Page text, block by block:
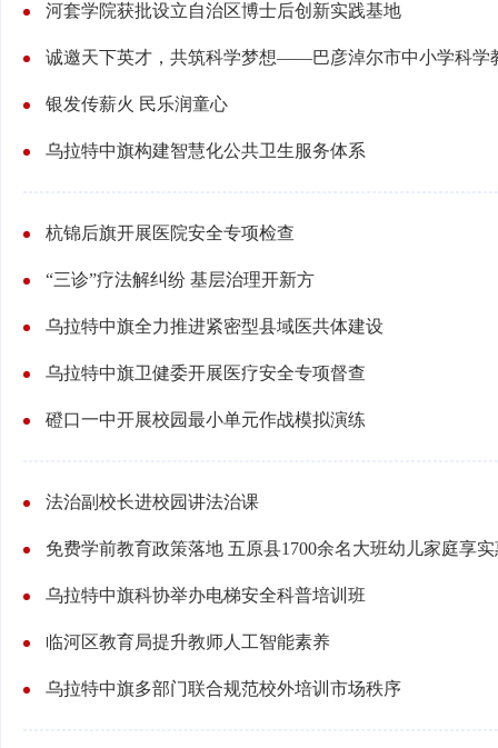
河套学院获批设立自治区博士后创新实践基地
诚邀天下英才，共筑科学梦想——巴彦淖尔市中小学科学
银发传薪火 民乐润童心
乌拉特中旗构建智慧化公共卫生服务体系
杭锦后旗开展医院安全专项检查
“三诊”疗法解纠纷 基层治理开新方
乌拉特中旗全力推进紧密型县域医共体建设
乌拉特中旗卫健委开展医疗安全专项督查
磴口一中开展校园最小单元作战模拟演练
法治副校长进校园讲法治课
免费学前教育政策落地 五原县1700余名大班幼儿家庭享实
乌拉特中旗科协举办电梯安全科普培训班
临河区教育局提升教师人工智能素养
乌拉特中旗多部门联合规范校外培训市场秩序